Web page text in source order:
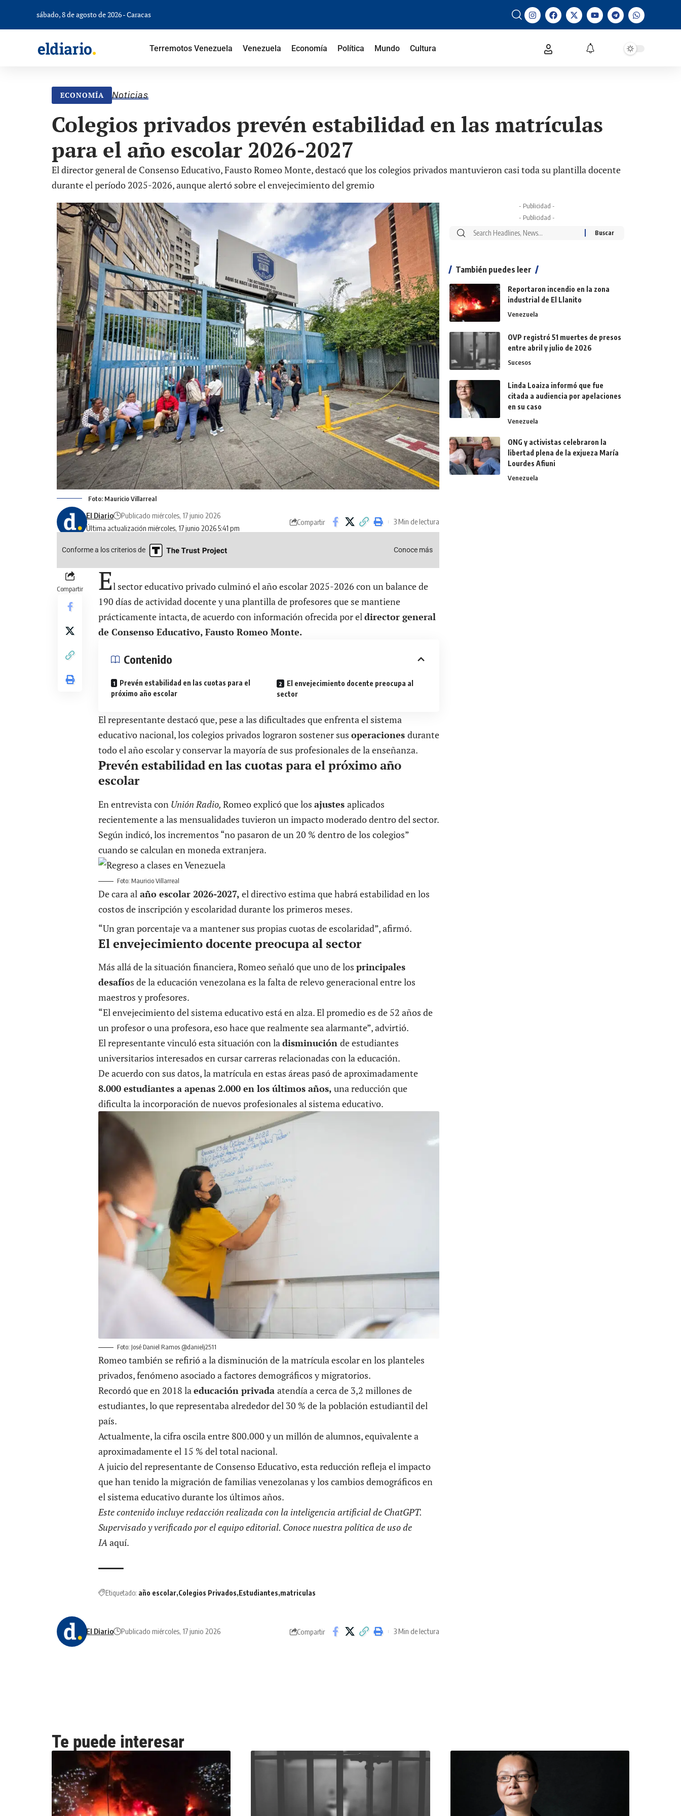
sábado, 8 de agosto de 2026 - Caracas
Terremotos Venezuela Venezuela Economía Política Mundo Cultura
ECONOMÍA Noticias
Colegios privados prevén estabilidad en las matrículas
para el año escolar 2026-2027
El director general de Consenso Educativo, Fausto Romeo Monte, destacó que los colegios privados mantuvieron casi toda su plantilla docente
durante el período 2025-2026, aunque alertó sobre el envejecimiento del gremio
Foto: Mauricio Villarreal
Última actualización miércoles, 17 junio 2026 5:41 pm
El Diario Publicado miércoles, 17 junio 2026
Compartir 3 Min de lectura
Conforme a los criterios de Conoce más
Compartir El sector educativo privado culminó el año escolar 2025-2026 con un balance de
190 días de actividad docente y una plantilla de profesores que se mantiene
prácticamente intacta, de acuerdo con información ofrecida por eldirector general
de Consenso Educativo, Fausto Romeo Monte.
Contenido
Prevén estabilidad en las cuotas para el
próximo año escolar
El envejecimiento docente preocupa al
sector
El representante destacó que, pese a las dificultades que enfrenta el sistema
educativo nacional, los colegios privados lograron sostener sus operaciones durante
todo el año escolar y conservar la mayoría de sus profesionales de la enseñanza.
Prevén estabilidad en las cuotas para el próximo año
escolar
En entrevista con Unión Radio, Romeo explicó que los ajustes aplicados
recientemente a las mensualidades tuvieron un impacto moderado dentro del sector.
Según indicó, los incrementos “no pasaron de un 20 % dentro de los colegios”
cuando se calculan en moneda extranjera.
Foto: Mauricio Villarreal
De cara al año escolar 2026-2027, el directivo estima que habrá estabilidad en los
costos de inscripción y escolaridad durante los primeros meses.
“Un gran porcentaje va a mantener sus propias cuotas de escolaridad”, afirmó.
El envejecimiento docente preocupa al sector
Más allá de la situación financiera, Romeo señaló que uno de los principales
desafíos de la educación venezolana es la falta de relevo generacional entre los
maestros y profesores.
“El envejecimiento del sistema educativo está en alza. El promedio es de 52 años de
un profesor o una profesora, eso hace que realmente sea alarmante”, advirtió.
El representante vinculó esta situación con la disminución de estudiantes
universitarios interesados en cursar carreras relacionadas con la educación.
De acuerdo con sus datos, la matrícula en estas áreas pasó de aproximadamente
8.000 estudiantes a apenas 2.000 en los últimos años, una reducción que
dificulta la incorporación de nuevos profesionales al sistema educativo.
Foto: José Daniel Ramos @danielj2511
Romeo también se refirió a la disminución de la matrícula escolar en los planteles
privados, fenómeno asociado a factores demográficos y migratorios.
Recordó que en 2018 la educación privada atendía a cerca de 3,2 millones de
estudiantes, lo que representaba alrededor del 30 % de la población estudiantil del
país.
Actualmente, la cifra oscila entre 800.000 y un millón de alumnos, equivalente a
aproximadamente el 15 % del total nacional.
A juicio del representante de Consenso Educativo, esta reducción refleja el impacto
que han tenido la migración de familias venezolanas y los cambios demográficos en
el sistema educativo durante los últimos años.
Este contenido incluye redacción realizada con la inteligencia artificial de ChatGPT.
Supervisado y verificado por el equipo editorial. Conoce nuestra política de uso de
IA aquí.
Etiquetado: año escolar Colegios Privados Estudiantes matriculas
El Diario Publicado miércoles, 17 junio 2026 Compartir 3 Min de lectura
- Publicidad -
- Publicidad -
También puedes leer
Reportaron incendio en la zona
industrial de El Llanito
Venezuela
OVP registró 51 muertes de presos
entre abril y julio de 2026
Sucesos
Linda Loaiza informó que fue
citada a audiencia por apelaciones
en su caso
Venezuela
ONG y activistas celebraron la
libertad plena de la exjueza María
Lourdes Afiuni
Venezuela
Te puede interesar